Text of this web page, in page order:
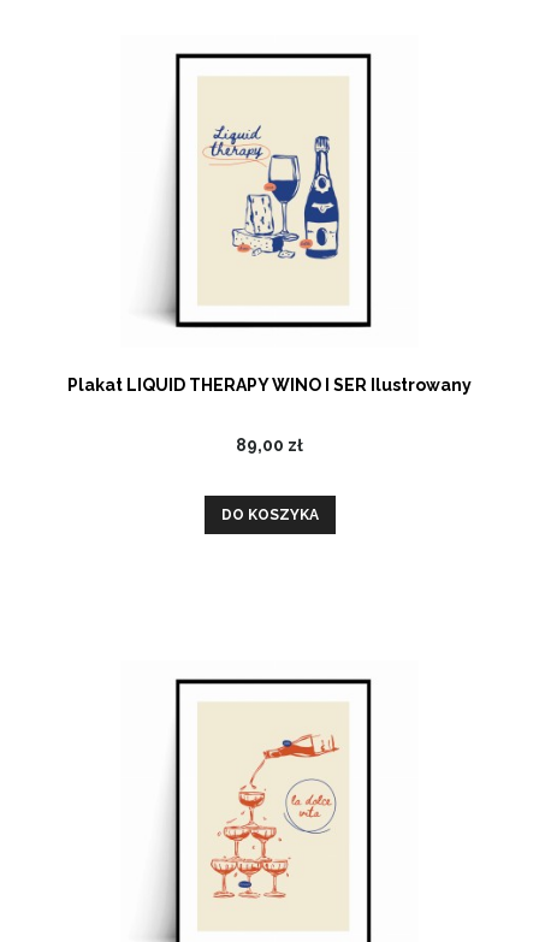
Plakat LIQUID THERAPY WINO I SER Ilustrowany
89,00 zł
DO KOSZYKA